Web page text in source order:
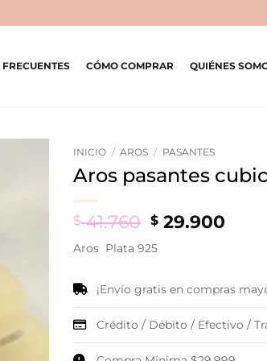
CÓMO COMPRAR QUIÉNES
INICIO / AROS / PASANTES
Aros pasantes
$41.760 Original
was:
$ 29.900
Aros Plata 925
¡Envío gratis en compras
Crédito / Débito / Efectivo /